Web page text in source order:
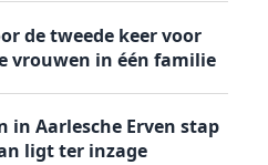
de tweede keer voor
vrouwen in één familie
in Aarlesche Erven stap
ligt ter inzage